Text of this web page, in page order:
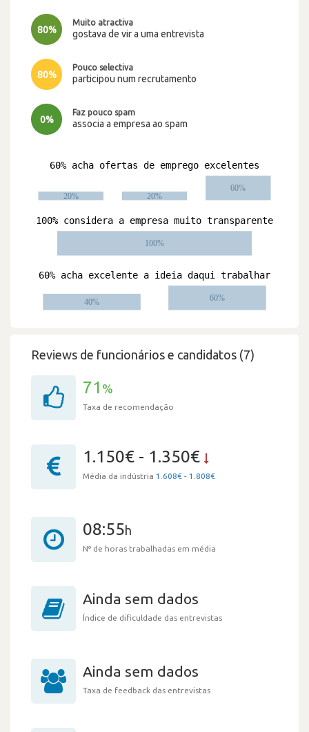
80%
Muito atractiva
gostava de vir a uma entrevista
80%
Pouco selectiva
participou num recrutamento
0%
Faz pouco spam
associa a empresa ao spam
Reviews de funcionários e candidatos (7)
71 %
Taxa de recomendação
1.150€ - 1.350€
Média da indústria 1.608€ - 1.808€
08:55h
Nº de horas trabalhadas em média
Ainda sem dados
Índice de dificuldade das entrevistas
Ainda sem dados
Taxa de feedback das entrevistas